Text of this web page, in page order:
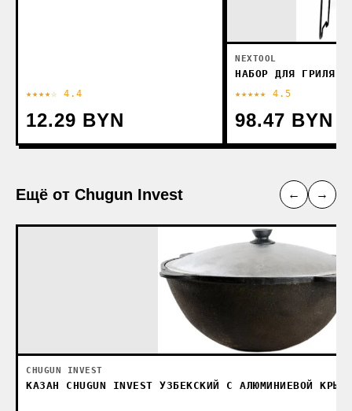
★★★★☆ 4.4
12.29 BYN
NEXTOOL
НАБОР ДЛЯ ГРИЛЯ
★★★★★ 4.5
98.47 BYN
Ещё от Chugun Invest ← →
CHUGUN INVEST
КАЗАН CHUGUN INVEST УЗБЕКСКИЙ С АЛЮМИНИЕВОЙ